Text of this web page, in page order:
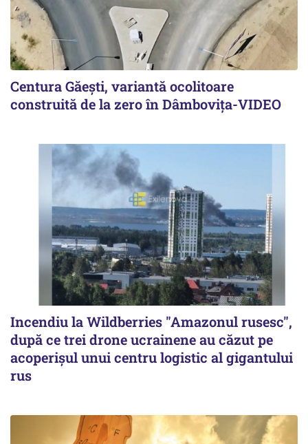
Centura Găești, variantă ocolitoare
construită de la zero în Dâmbovița-VIDEO
Incendiu la Wildberries "Amazonul rusesc",
după ce trei drone ucrainene au căzut pe
acoperişul unui centru logistic al gigantului
rus